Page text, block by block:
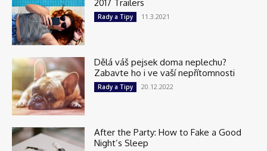
2017 Trailers
Rady a Tipy 11.3.2021
Dělá váš pejsek doma neplechu?
Zabavte ho i ve vaší nepřítomnosti
Rady a Tipy 20.12.2022
After the Party: How to Fake a Good
Night’s Sleep